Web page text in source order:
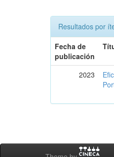
Resultados por
Fecha de
publicación
2023